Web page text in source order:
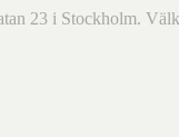
23 i Stockholm.